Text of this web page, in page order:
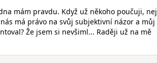
mám pravdu. Když už někoho poučuji,
má právo na svůj subjektivní názor a
Že jsem si nevšiml... Raději už na mě